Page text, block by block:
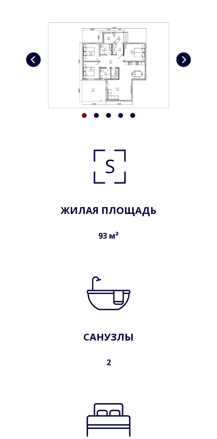
ЖИЛАЯ ПЛОЩАДЬ
93 м²
САНУЗЛЫ
2